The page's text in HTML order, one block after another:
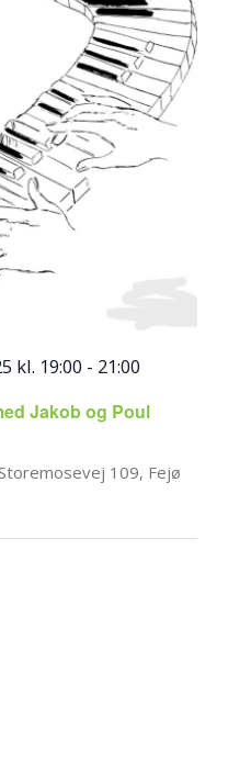
Jakob og Poul
kl. 19:00 - 21:00
109, Fejø